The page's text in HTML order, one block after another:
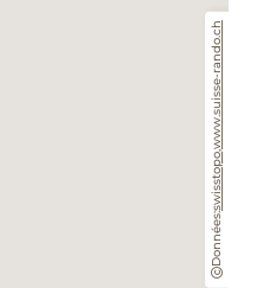
Données:
swisstopo
www.suisse-rando.ch